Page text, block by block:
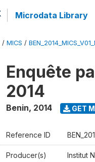
Microdata Library
/ MICS /
Enquête
2014
Benin, 2014 GET
Reference ID
Producer(s)
Institut